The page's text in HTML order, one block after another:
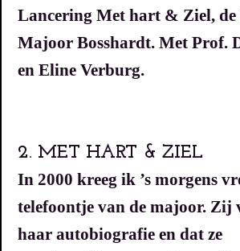
Lancering Met hart & Ziel,
Majoor Bosshardt. Met Prof.
en Eline
2. MET HART & ZIEL
In 2000 kreeg ik ’s morgens
telefoontje van de majoor. Zij
haar autobiografie en dat ze